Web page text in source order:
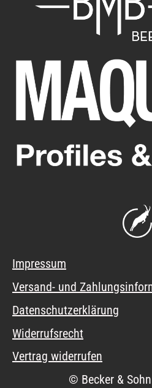
Impressum
Versand- und
Datenschutzerklärung
Widerrufsrecht
Vertrag widerrufen
© Becker &